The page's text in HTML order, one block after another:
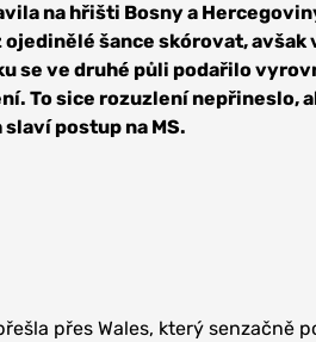
na hřišti Bosny a
šance skórovat, avšak
se ve druhé půli podařilo
To sice rozuzlení nepřineslo,
postup na MS.
přes Wales, který senzačně